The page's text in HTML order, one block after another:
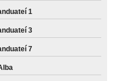
1
3
7